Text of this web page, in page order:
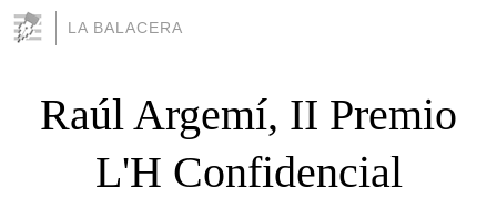
LA BALACERA
Raúl Argemí, II Premio
L'H Confidencial